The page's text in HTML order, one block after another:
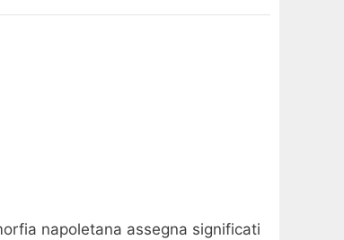
napoletana assegna significati